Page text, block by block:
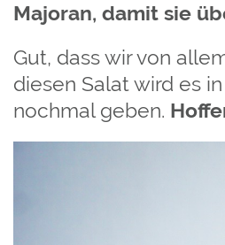
Majoran, damit sie
Gut, dass wir von
diesen Salat wird es
nochmal geben.